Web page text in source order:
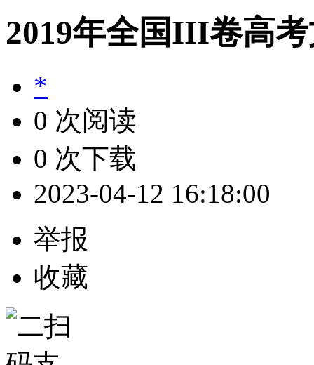
2019年全国III卷高
*
0 次阅读
0 次下载
2023-04-12 16:18:00
举报
收藏